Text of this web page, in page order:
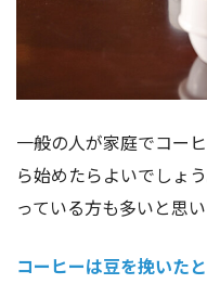
一般の人が家庭でコー
ら始めたらよいでしょ
っている方も多いと思い
コーヒーは豆を挽いた